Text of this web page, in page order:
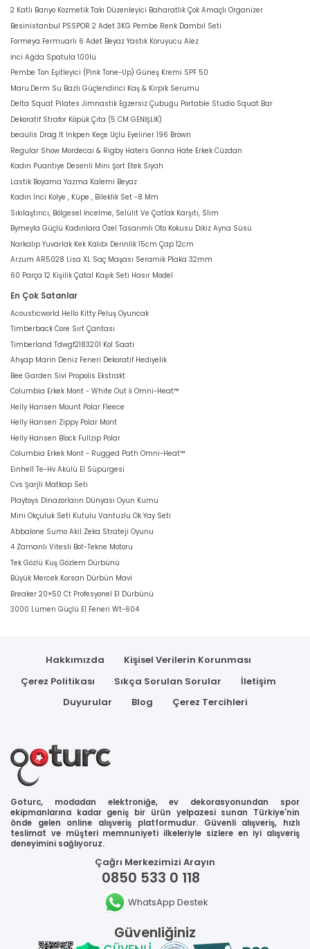
2 Katlı Banyo Kozmetik Takı Düzenleyici Baharatlık Çok Amaçlı Organizer
Besinistanbul PSSPOR 2 Adet 3KG Pembe Renk Dambıl Seti
Formeya Fermuarlı 6 Adet Beyaz Yastık Koruyucu Alez
İnci Ağda Spatula 100lü
Pembe Ton Eşitleyici (Pink Tone-Up) Güneş Kremi SPF 50
Maru.Derm Su Bazlı Güçlendirici Kaş & Kirpik Serumu
Delta Squat Pilates Jimnastik Egzersiz Çubuğu Portable Studio Squat Bar
Dekoratif Strafor Köpük Çıta (5 CM GENİŞLİK)
beaulis Drag It Inkpen Keçe Uçlu Eyeliner 196 Brown
Regular Show Mordecai & Rigby Haters Gonna Hate Erkek Cüzdan
Kadın Puantiye Desenli Mini Şort Etek Siyah
Lastik Boyama Yazma Kalemi Beyaz
Kadın Inci Kolye , Küpe , Bileklik Set -8 Mm
Sıkılaştırıcı, Bölgesel İncelme, Selülit Ve Çatlak Karşıtı, Slim
Bymeyla Güçlü Kadınlara Özel Tasarımlı Oto Kokusu Dikiz Ayna Süsü
Narkalıp Yuvarlak Kek Kalıbı Derinlik 15cm Çap 12cm
Arzum AR5028 Lisa XL Saç Maşası Seramik Plaka 32mm
60 Parça 12 Kişilik Çatal Kaşık Seti Hasır Model
En Çok Satanlar
Acousticworld Hello Kitty Peluş Oyuncak
Timberback Core Sırt Çantası
Timberland Tdwgf2183201 Kol Saati
Ahşap Marin Deniz Feneri Dekoratif Hediyelik
Bee Garden Sivi Propolis Ekstrakt
Columbia Erkek Mont - White Out İi Omni-Heat™
Helly Hansen Mount Polar Fleece
Helly Hansen Zippy Polar Mont
Helly Hansen Block Fullzip Polar
Columbia Erkek Mont - Rugged Path Omni-Heat™
Einhell Te-Hv Akülü El Süpürgesi
Cvs Şarjli Matkap Seti
Playtoys Dinazorların Dünyası Oyun Kumu
Mini Okçuluk Seti Kutulu Vantuzlu Ok Yay Seti
Abbalone Sumo Akil Zeka Strateji Oyunu
4 Zamanlı Vitesli Bot-Tekne Motoru
Tek Gözlü Kuş Gözlem Dürbünü
Büyük Mercek Korsan Dürbün Mavi
Breaker 20×50 Ct Profesyonel El Dürbünü
3000 Lümen Güçlü El Feneri Wt-604
Hakkımızda
Kişisel Verilerin Korunması
Çerez Politikası
Sıkça Sorulan Sorular
İletişim
Duyurular
Blog Çerez Tercihleri
Goturc, modadan elektroniğe, ev dekorasyonundan spor
ekipmanlarına kadar geniş bir ürün yelpazesi sunan Türkiye'nin
önde gelen online alışveriş platformudur. Güvenli alışveriş, hızlı
teslimat ve müşteri memnuniyeti ilkeleriyle sizlere en iyi alışveriş
deneyimini sağlıyoruz.
Çağrı Merkezimizi Arayın
0850 533 0 118
WhatsApp Destek
Güvenliğiniz